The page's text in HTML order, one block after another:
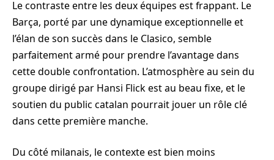
Le contraste entre les deux équipes est frappant. Le
Barça, porté par une dynamique exceptionnelle et
l’élan de son succès dans le Clasico, semble
parfaitement armé pour prendre l’avantage dans
cette double confrontation. L’atmosphère au sein du
groupe dirigé par Hansi Flick est au beau fixe, et le
soutien du public catalan pourrait jouer un rôle clé
dans cette première manche.
Du côté milanais, le contexte est bien moins